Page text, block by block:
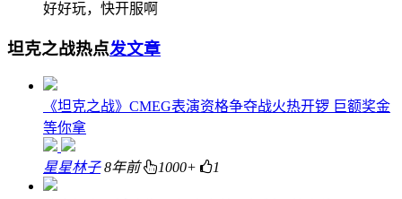
好好玩，快开服啊
坦克之战热点发文章
《坦克之战》CMEG表演资格争夺战火热开锣 巨额奖金
等你拿
星星林子 8年前 1000+ 1